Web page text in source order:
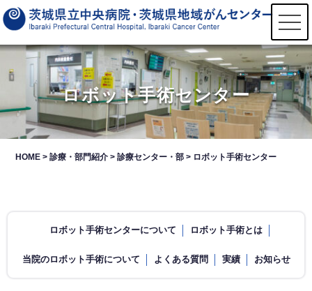
t
o
g
g
l
e
n
a
v
a
ロボット手術センター
HOME >診療・部門紹介 >診療センター・部 > ロボット手術センター
ロボット手術センターについて ロボット手術とは
当院のロボット手術について よくある質問 実績 お知らせ